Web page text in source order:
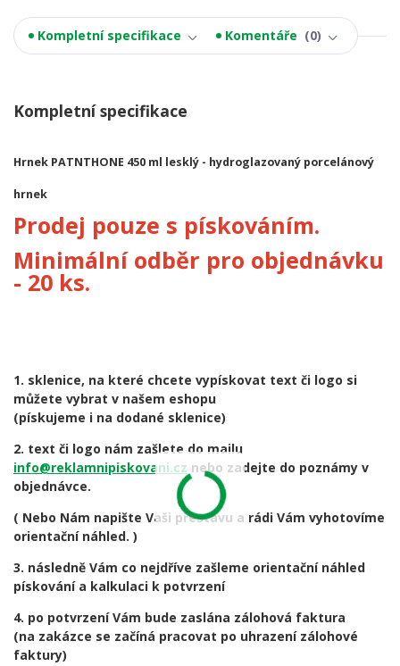
Kompletní specifikace Komentáře 0
Kompletní specifikace
Hrnek PATNTHONE 450 ml lesklý - hydroglazovaný porcelánový
hrnek
Prodej pouze s pískováním.
Minimální odběr pro objednávku
- 20 ks.
1. sklenice, na které chcete vypískovat text či logo si
můžete vybrat v našem eshopu
(pískujeme i na dodané sklenice)
2. text či logo nám zašlete do mailu
info@reklamnipiskovani.cz nebo zadejte do poznámy v
objednávce.
( Nebo Nám napište Vaši přestavu a rádi Vám vyhotovíme
orientační náhled. )
3. následně Vám co nejdříve zašleme orientační náhled
pískování a kalkulaci k potvrzení
4. po potvrzení Vám bude zaslána zálohová faktura
(na zakázce se začíná pracovat po uhrazení zálohové
faktury)